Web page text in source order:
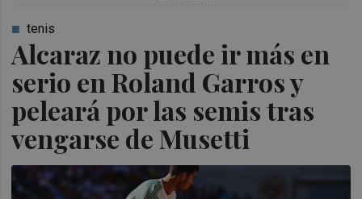
Alcaraz no puede ir más en
serio en Roland Garros y
peleará por las semis tras
vengarse de Musetti
tenis